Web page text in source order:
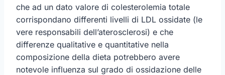
che ad un dato valore di colesterolemia totale
corrispondano differenti livelli di LDL ossidate (le
vere responsabili dell’aterosclerosi) e che
differenze qualitative e quantitative nella
composizione della dieta potrebbero avere
notevole influenza sul grado di ossidazione delle